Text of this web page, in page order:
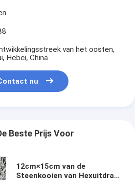
van het oosten,
Hebei, China
nu
Beste Prijs Voor
12cm×15cm van de
Steenkooien van Hexuitdraai